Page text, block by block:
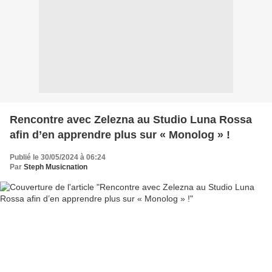
Rencontre avec Zelezna au Studio Luna Rossa
afin d’en apprendre plus sur « Monolog » !
Publié le 30/05/2024 à 06:24
Par Steph Musicnation